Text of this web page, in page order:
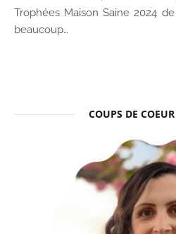
Trophées Maison Saine 2024
beaucoup…
COUPS DE